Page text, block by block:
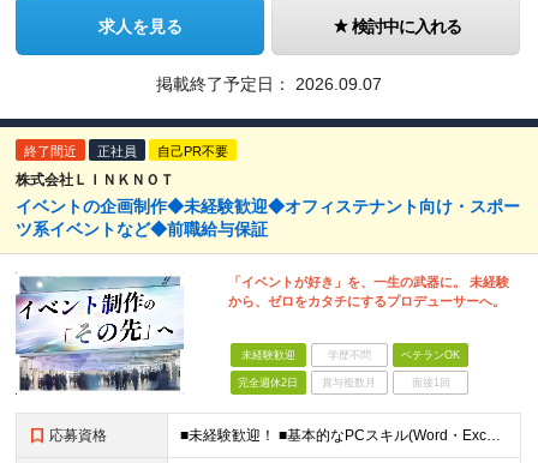
求人を見る 検討中に入れる
掲載終了予定日： 2026.09.07
終了間近 正社員 自己PR不要
株式会社ＬＩＮＫＮＯＴ
イベントの企画制作◆未経験歓迎◆オフィステナント向け・スポー
ツ系イベントなど◆前職給与保証
「イベントが好き」を、一生の武器に。 未経験
から、ゼロをカタチにするプロデューサーへ。
未経験歓迎 学歴不問 ベテランOK
完全週休2日 賞与複数月 面接1回
応募資格 ■未経験歓迎！ ■基本的なPCスキル(Word・Excel・PowerPoint） ■大卒以上 ＼こんな方はぜひご応募ください／ ◎多彩なジャンルのイベント企画に携わりたい ◎裁量を持ってこれまでの